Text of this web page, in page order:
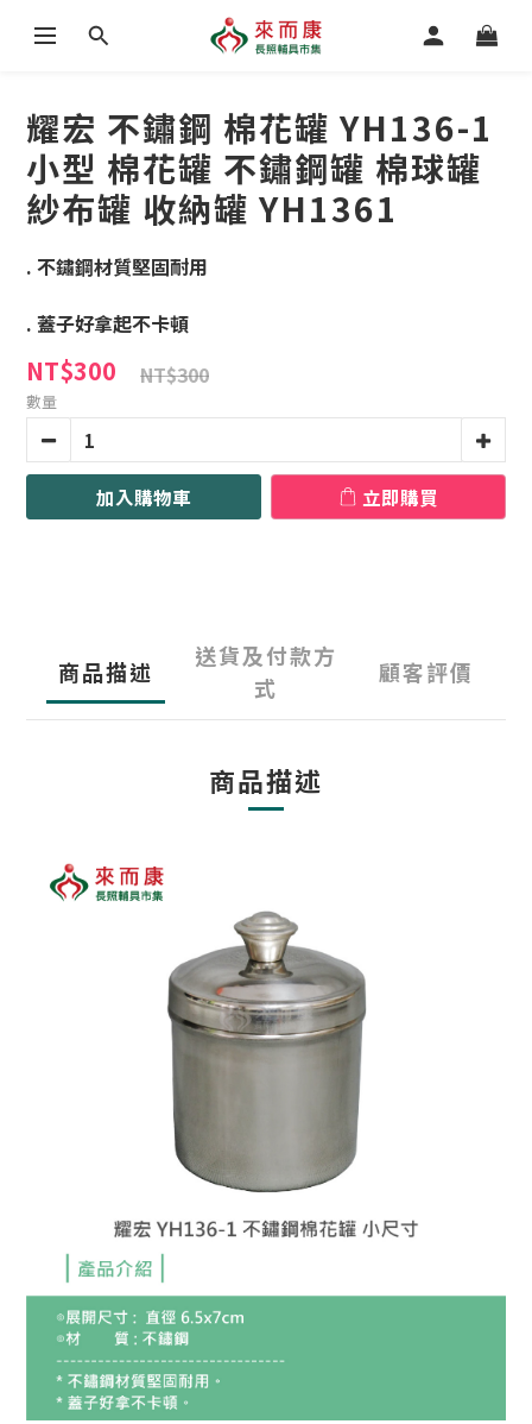
耀宏 不鏽鋼 棉花罐 YH136-1
小型 棉花罐 不鏽鋼罐 棉球罐
紗布罐 收納罐 YH1361
. 不鏽鋼材質堅固耐用
. 蓋子好拿起不卡頓
NT$300 NT$300
數量
加入購物車 立即購買
商品描述
送貨及付款方
式
顧客評價
商品描述